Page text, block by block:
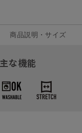
商品説明・サイズ
主な機能